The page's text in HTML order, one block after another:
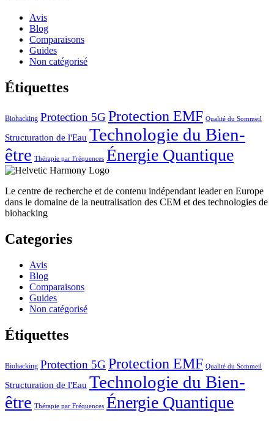
Avis
Blog
Comparaisons
Guides
Non catégorisé
Étiquettes
Biohacking Protection 5G Protection EMF Qualité du Sommeil
Structuration de l'Eau Technologie du Bien-
être Thérapie par Fréquences Énergie Quantique
Le centre de recherche et de contenu indépendant leader en Europe
dans le domaine de la neutralisation des CEM et des technologies de
biohacking
Categories
Avis
Blog
Comparaisons
Guides
Non catégorisé
Étiquettes
Biohacking Protection 5G Protection EMF Qualité du Sommeil
Structuration de l'Eau Technologie du Bien-
être Thérapie par Fréquences Énergie Quantique